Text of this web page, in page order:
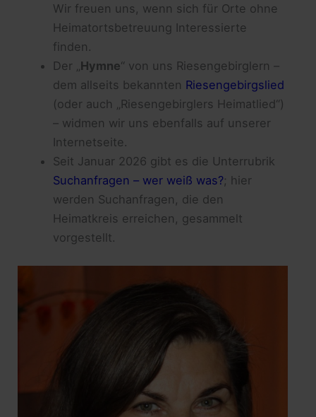
Wir freuen uns, wenn sich für Orte ohne
Heimatortsbetreuung Interessierte
finden.
Der „ Hymne“ von uns Riesengebirglern –
dem allseits bekannten Riesengebirgslied
(oder auch „Riesengebirglers Heimatlied“)
– widmen wir uns ebenfalls auf unserer
Internetseite.
Seit Januar 2026 gibt es die Unterrubrik
Suchanfragen – wer weiß was?; hier
werden Suchanfragen, die den
Heimatkreis erreichen, gesammelt
vorgestellt.